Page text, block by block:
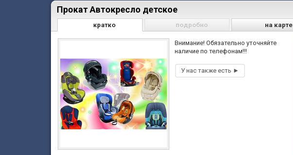
Прокат Автокресло детское
кратко подробно на карте
Внимание! Обязательно уточняйте
наличие по телефонам!!!